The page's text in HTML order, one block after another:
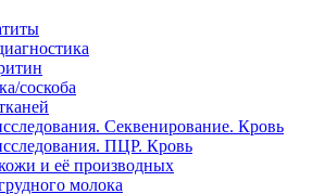
соскоба
Секвенирование. Кровь
ПЦР. Кровь
и её производных
молока